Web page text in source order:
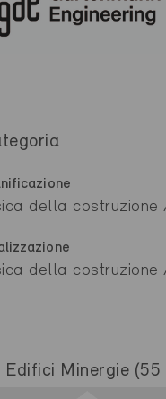
della
della
Edifici Minergie